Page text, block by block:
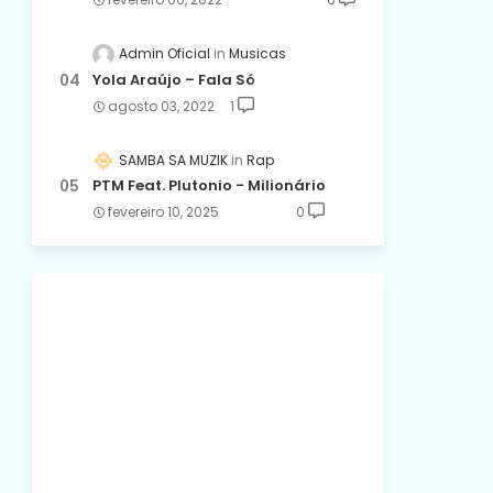
Admin Oficial Musicas
Yola Araújo – Fala Só
agosto 03, 2022 1
SAMBA SA MUZIK Rap
PTM Feat. Plutonio - Milionário
fevereiro 10, 2025 0